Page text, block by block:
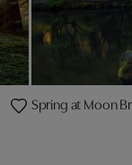
Spring at Moon